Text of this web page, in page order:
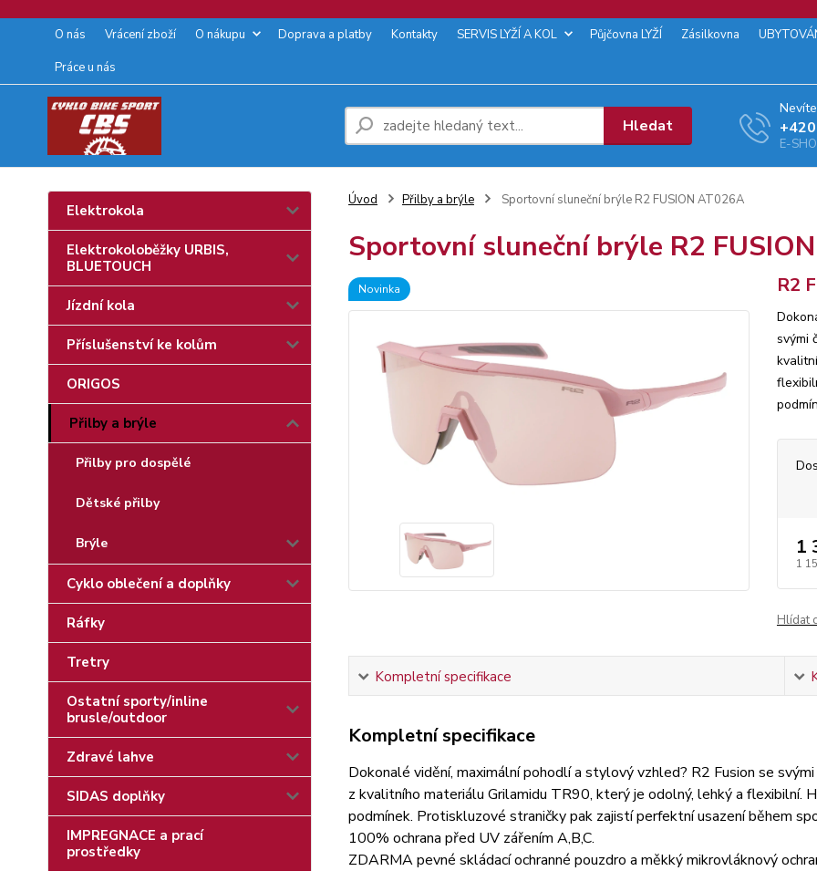
O nás Vrácení zboží O nákupu Doprava a platby Kontakty SERVIS LYŽÍ A KOL Půjčovna LYŽÍ Zásilkovna
Práce u nás
Hledat
E-
Elektrokola
Elektrokoloběžky URBIS,
BLUETOUCH
Jízdní kola
Příslušenství ke kolům
ORIGOS
Přilby a brýle
Přilby pro dospělé
Dětské přilby
Brýle
Cyklo oblečení a doplňky
Ráfky
Tretry
Ostatní sporty/inline
brusle/outdoor
Zdravé lahve
SIDAS doplňky
IMPREGNACE a prací
prostředky
Úvod Přilby a brýle Sportovní sluneční brýle R2 FUSION AT026A
Sportovní sluneční brýle R2
Novinka R2
svými
1
1
Hlídat
Kompletní specifikace
Kompletní specifikace
Dokonalé vidění, maximální pohodlí a stylový vzhled? R2 Fusion se
z kvalitního materiálu Grilamidu TR90, který je odolný, lehký a flexibilní.
podmínek. Protiskluzové straničky pak zajistí perfektní usazení během
100% ochrana před UV zářením A,B,C.
ZDARMA pevné skládací ochranné pouzdro a měkký mikrovláknový